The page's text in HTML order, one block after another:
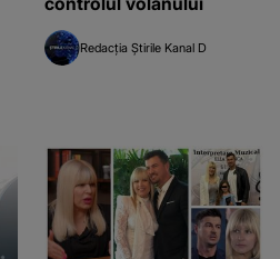
Redacția Știrile Kanal D